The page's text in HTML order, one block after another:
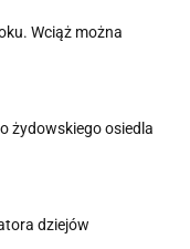
Wciąż można
żydowskiego osiedla
dziejów